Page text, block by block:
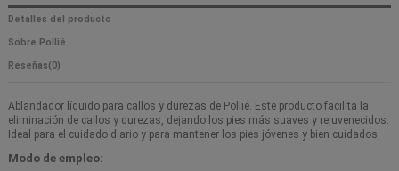
Detalles del producto
Sobre Pollié
Reseñas(0)
Ablandador líquido para callos y durezas de Pollié. Este producto facilita la
eliminación de callos y durezas, dejando los pies más suaves y rejuvenecidos.
Ideal para el cuidado diario y para mantener los pies jóvenes y bien cuidados.
Modo de empleo: